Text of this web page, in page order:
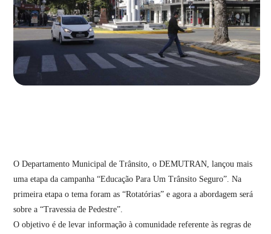
O Departamento Municipal de Trânsito, o DEMUTRAN, lançou mais
uma etapa da campanha “Educação Para Um Trânsito Seguro”. Na
primeira etapa o tema foram as “Rotatórias” e agora a abordagem será
sobre a “Travessia de Pedestre”.
O objetivo é de levar informação à comunidade referente às regras de